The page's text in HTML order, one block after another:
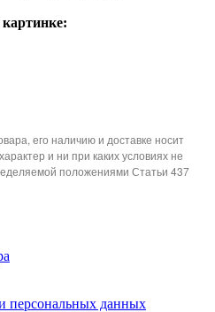
его наличию и доставке носит
и ни при каких условиях не
положениями Статьи 437
персональных данных